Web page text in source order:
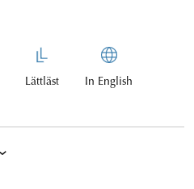
Lättläst In English